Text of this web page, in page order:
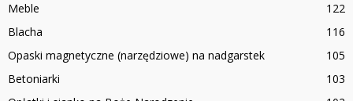
Meble
122
Blacha
116
Opaski magnetyczne (narzędziowe) na nadgarstek
105
Betoniarki
103